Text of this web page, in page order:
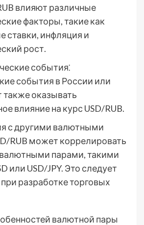
влияют различные
факторы, такие как
ставки, инфляция и
рост.
события⁚
события в России или
оказывать
влияние на курс USD/RUB.
с другими валютными
RUB может коррелировать
парами, такими
или USD/JPY. Это следует
разработке торговых
валютной пары